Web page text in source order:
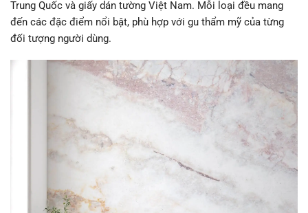
Trung Quốc và giấy dán tường Việt Nam. Mỗi loại đều mang
đến các đặc điểm nổi bật, phù hợp với gu thẩm mỹ của từng
đối tượng người dùng.